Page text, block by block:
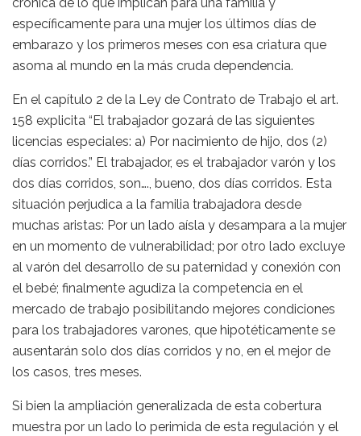
específicamente para una mujer los últimos días de
embarazo y los primeros meses con esa criatura que
asoma al mundo en la más cruda dependencia.
En el capítulo 2 de la Ley de Contrato de Trabajo el art.
158 explicita “El trabajador gozará de las siguientes
licencias especiales: a) Por nacimiento de hijo, dos (2)
días corridos.” El trabajador, es el trabajador varón y los
dos días corridos, son…., bueno, dos días corridos. Esta
situación perjudica a la familia trabajadora desde
muchas aristas: Por un lado aísla y desampara a la mujer
en un momento de vulnerabilidad; por otro lado excluye
al varón del desarrollo de su paternidad y conexión con
el bebé; finalmente agudiza la competencia en el
mercado de trabajo posibilitando mejores condiciones
para los trabajadores varones, que hipotéticamente se
ausentarán solo dos días corridos y no, en el mejor de
los casos, tres meses.
Si bien la ampliación generalizada de esta cobertura
muestra por un lado lo perimida de esta regulación y el